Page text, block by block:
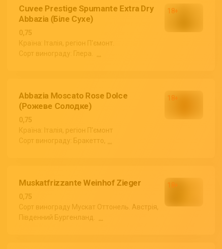
Cuvee Prestige Spumante Extra Dry
Abbazia (Біле Сухе)
0,75
Країна: Італія, регіон П'ємонт.
Сорт винограду: Глера.
Abbazia Moscato Rose Dolce
(Рожеве Солодке)
0,75
Країна: Італія, регіон П'ємонт
Сорт винограду: Бракетто,
Muskatfrizzante Weinhof Zieger
0,75
Сорт винограду Мускат Оттонель. Австрія,
Південний Бургенланд.